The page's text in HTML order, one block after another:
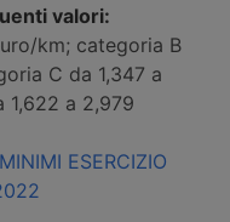
valori:
km; categoria B
C da 1,347 a
a 2,979
ESERCIZIO